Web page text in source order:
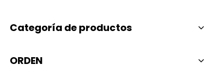
Categoría de productos
ORDEN